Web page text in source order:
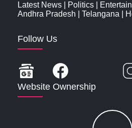
Latest News Politics
Andhra Pradesh
Telangana
Follow Us
Website Ownership